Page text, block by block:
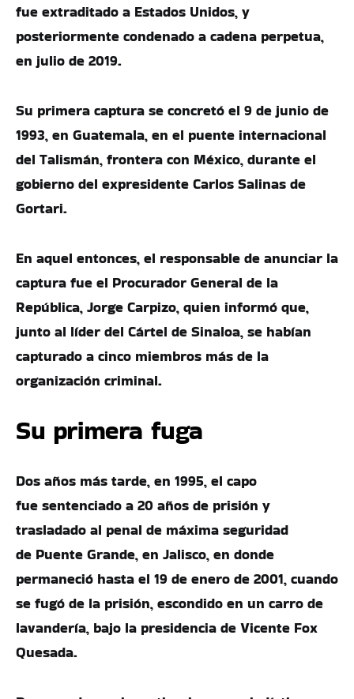
fue extraditado a Estados Unidos, y
posteriormente condenado a cadena perpetua,
en julio de 2019.
Su primera captura se concretó el 9 de junio de
1993, en Guatemala, en el puente internacional
del Talismán, frontera con México, durante el
gobierno del expresidente Carlos Salinas de
Gortari.
En aquel entonces, el responsable de anunciar la
captura fue el Procurador General de la
República, Jorge Carpizo, quien informó que,
junto al líder del Cártel de Sinaloa, se habían
capturado a cinco miembros más de la
organización criminal.
Su primera fuga
Dos años más tarde, en 1995, el capo
fue sentenciado a 20 años de prisión y
trasladado al penal de máxima seguridad
de Puente Grande, en Jalisco, en donde
permaneció hasta el 19 de enero de 2001, cuando
se fugó de la prisión, escondido en un carro de
lavandería, bajo la presidencia de Vicente Fox
Quesada.